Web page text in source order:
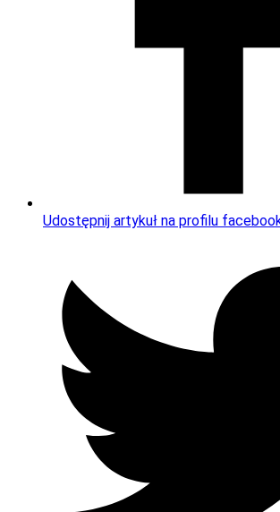
Udostępnij artykuł na profilu